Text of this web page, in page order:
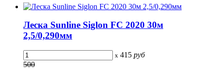
Леска Sunline Siglon FC 2020 30м
2,5/0,290мм
x 415 руб
500